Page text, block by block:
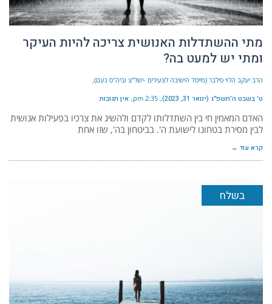
מתי ההשתדלות האנושית צריכה להיות העיקר
ומתי יש למעט בה?
הרב יעקב הלוי פילבר (מייסד הישיבה לצעירים -ישל"צ וביה"ס נעם)
ט׳ בשבט ה׳תשפ״ג (ינואר 31, 2023) 2:35 pm אין תגובות
האדם המאמין חי בין השתדלותו לקדם ולהשיג את צרכיו בפעילות אנושית
לבין מסירת בטחונו לישועת ה'. בביטחון בה', שזו אחת
קרא עוד ←
בשלח